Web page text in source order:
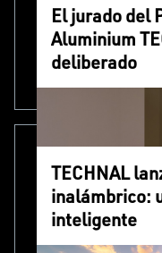
El jurado del
Aluminium
deliberado
TECHNAL
inalámbrico:
inteligente